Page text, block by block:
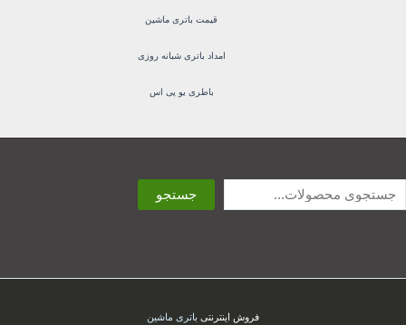
قیمت باتری ماشین
امداد باتری شبانه روزی
باطری یو پی اس
جستجو
فروش اینترنتی باتری ماشین